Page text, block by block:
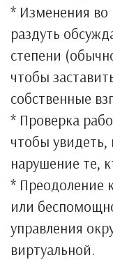
* Изменения во
раздуть
степени
чтобы
собственные
* Проверка
чтобы увидеть,
нарушение те,
* Преодоление
или
управления
виртуальной.